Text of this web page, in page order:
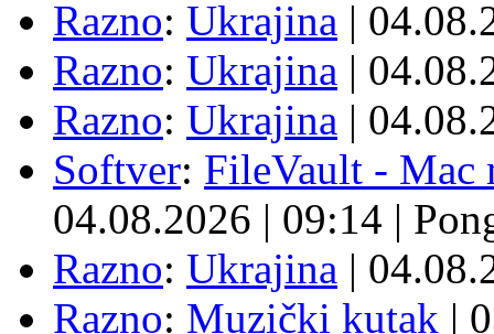
Razno: Ukrajina |
Razno: Ukrajina |
Razno: Ukrajina |
Softver: FileVault - Mac
04.08.2026 | 09:14 |
Razno: Ukrajina |
Razno: Muzički kutak |